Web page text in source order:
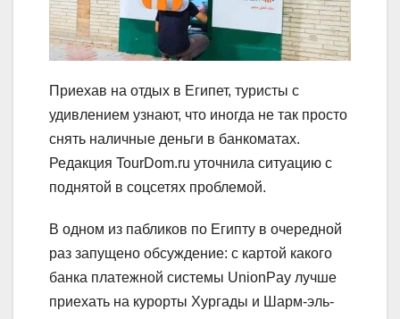
Приехав на отдых в Египет, туристы с
удивлением узнают, что иногда не так просто
снять наличные деньги в банкоматах.
Редакция TourDom.ru уточнила ситуацию с
поднятой в соцсетях проблемой.
В одном из пабликов по Египту в очередной
раз запущено обсуждение: с картой какого
банка платежной системы UnionPay лучше
приехать на курорты Хургады и Шарм-эль-